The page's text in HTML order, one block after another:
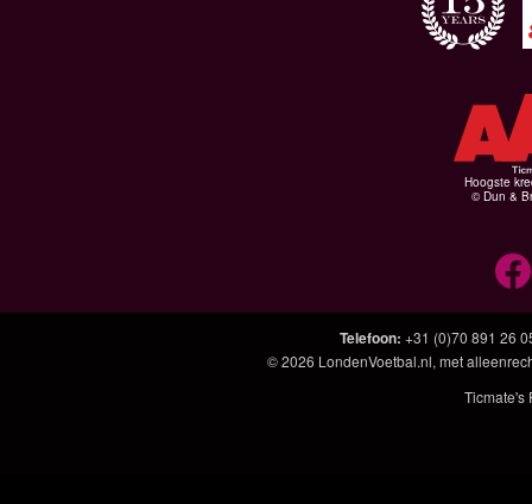
Hoogste
© Dun &
Telefoon: +31 (0)70 891 26
© 2026 LondenVoetbal.nl, met
Ticmate's